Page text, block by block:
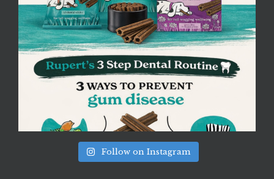
Follow on Instagram